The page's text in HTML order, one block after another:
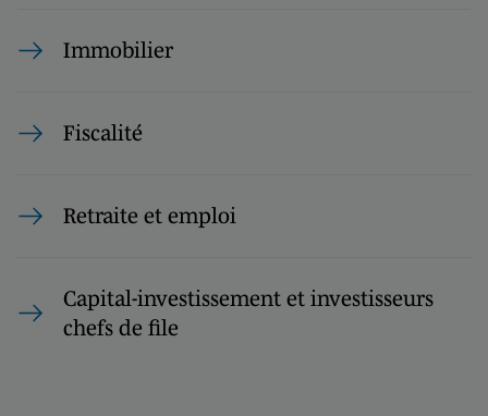
Immobilier
Fiscalité
Retraite et emploi
Capital-investissement et investisseurs
chefs de file